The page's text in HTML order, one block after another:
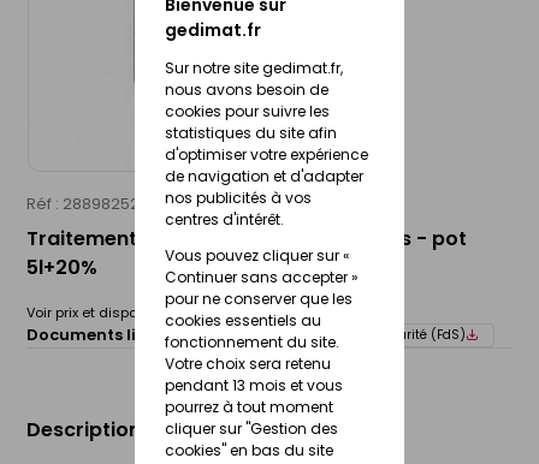
gedimat.fr
Sur notre site gedimat.fr,
nous avons besoin de
cookies pour suivre les
statistiques du site afin
d'optimiser votre expérience
de navigation et d'adapter
nos publicités à vos
centres d'intérêt.
Vous pouvez cliquer sur «
Continuer sans accepter »
pour ne conserver que les
cookies essentiels au
fonctionnement du site.
Votre choix sera retenu
pendant 13 mois et vous
pourrez à tout moment
cliquer sur "Gestion des
cookies" en bas du site
Réf : 28898252 V33
Traitement bois poutres et charpentes - pot
5l+20%
Voir prix et disponibilité en magasin
Documents liés : Fiche technique Fiche de sécurité (FdS)
Description du produit